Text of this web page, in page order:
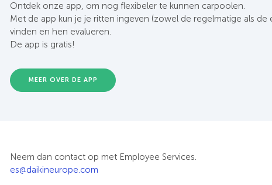
Ontdek onze app, om nog flexibeler te kunnen carpoolen.
Met de app kun je je ritten ingeven (zowel de regelmatige als de
vinden en hen evalueren.
De app is gratis!
MEER OVER DE APP
Neem dan contact op met Employee Services.
es@daikineurope.com